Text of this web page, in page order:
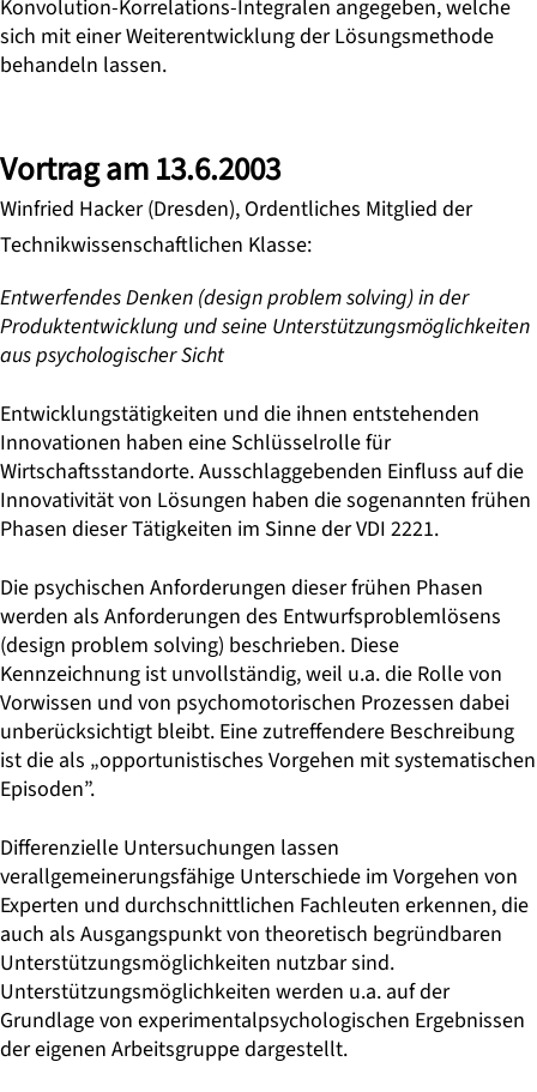
Konvolution-Korrelations-Integralen angegeben, welche
sich mit einer Weiterentwicklung der Lösungsmethode
behandeln lassen.
Vortrag am 13.6.2003
Winfried Hacker (Dresden), Ordentliches Mitglied der
Technikwissenschaftlichen Klasse:
Entwerfendes Denken (design problem solving) in der
Produktentwicklung und seine Unterstützungsmöglichkeiten
aus psychologischer Sicht
Entwicklungstätigkeiten und die ihnen entstehenden
Innovationen haben eine Schlüsselrolle für
Wirtschaftsstandorte. Ausschlaggebenden Einfluss auf die
Innovativität von Lösungen haben die sogenannten frühen
Phasen dieser Tätigkeiten im Sinne der VDI 2221.
Die psychischen Anforderungen dieser frühen Phasen
werden als Anforderungen des Entwurfsproblemlösens
(design problem solving) beschrieben. Diese
Kennzeichnung ist unvollständig, weil u.a. die Rolle von
Vorwissen und von psychomotorischen Prozessen dabei
unberücksichtigt bleibt. Eine zutreffendere Beschreibung
ist die als „opportunistisches Vorgehen mit systematischen
Episoden”.
Differenzielle Untersuchungen lassen
verallgemeinerungsfähige Unterschiede im Vorgehen von
Experten und durchschnittlichen Fachleuten erkennen, die
auch als Ausgangspunkt von theoretisch begründbaren
Unterstützungsmöglichkeiten nutzbar sind.
Unterstützungsmöglichkeiten werden u.a. auf der
Grundlage von experimentalpsychologischen Ergebnissen
der eigenen Arbeitsgruppe dargestellt.